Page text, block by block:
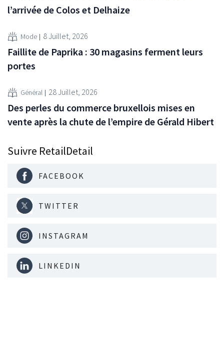
l’arrivée de Colos et Delhaize
Mode 8 Juillet, 2026
Faillite de Paprika : 30 magasins ferment leurs
portes
Général 28 Juillet, 2026
Des perles du commerce bruxellois mises en
vente après la chute de l’empire de Gérald Hibert
Suivre RetailDetail
FACEBOOK
TWITTER
INSTAGRAM
LINKEDIN